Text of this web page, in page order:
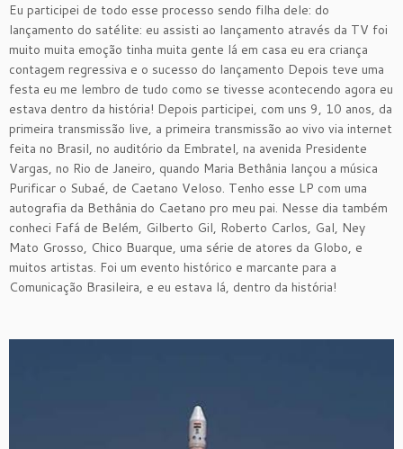
Eu participei de todo esse processo sendo filha dele: do
lançamento do satélite: eu assisti ao lançamento através da TV foi
muito muita emoção tinha muita gente lá em casa eu era criança
contagem regressiva e o sucesso do lançamento Depois teve uma
festa eu me lembro de tudo como se tivesse acontecendo agora eu
estava dentro da história! Depois participei, com uns 9, 10 anos, da
primeira transmissão live, a primeira transmissão ao vivo via internet
feita no Brasil, no auditório da Embratel, na avenida Presidente
Vargas, no Rio de Janeiro, quando Maria Bethânia lançou a música
Purificar o Subaé, de Caetano Veloso. Tenho esse LP com uma
autografia da Bethânia do Caetano pro meu pai. Nesse dia também
conheci Fafá de Belém, Gilberto Gil, Roberto Carlos, Gal, Ney
Mato Grosso, Chico Buarque, uma série de atores da Globo, e
muitos artistas. Foi um evento histórico e marcante para a
Comunicação Brasileira, e eu estava lá, dentro da história!